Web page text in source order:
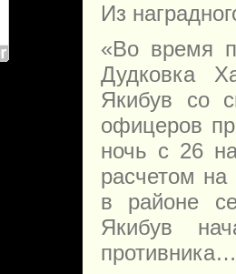
Из
«Во время
Дудковка
Якибув со
офицеров
ночь с 26
расчетом
в районе
Якибув
противника…